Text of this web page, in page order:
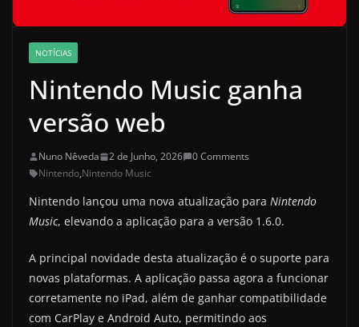
NOTÍCIAS
Nintendo Music ganha
versão web
Nuno Nêveda 2 de Junho, 2026
0 Comments
Nintendo,Nintendo Music
Nintendo lançou uma nova atualização para Nintendo
Music, elevando a aplicação para a versão 1.6.0.
A principal novidade desta atualização é o suporte para
novas plataformas. A aplicação passa agora a funcionar
corretamente no iPad, além de ganhar compatibilidade
com CarPlay e Android Auto, permitindo aos